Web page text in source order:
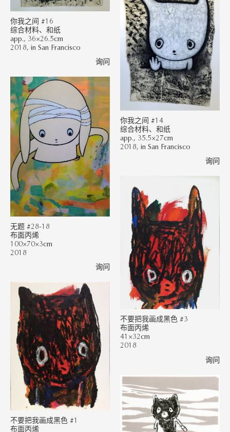
你我之间 #16
综合材料、和纸
app., 36×26.5cm
2018, in San Francisco
询问
你我之间 #14
综合材料、和纸
app., 35.5×27cm
2018, in San Francisco
询问
无题 #28-18
布面丙烯
100×70×3cm
2018
询问
不要把我画成黑色 #3
布面丙烯
41×32cm
2018
询问
不要把我画成黑色 #1
布面丙烯